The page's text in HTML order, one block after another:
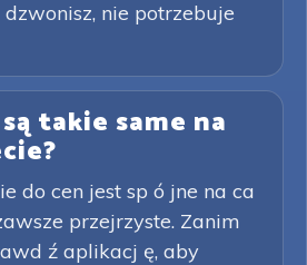
nie potrzebuje
takie same na
do cen jest sp ó jne na ca
przejrzyste. Zanim
ź aplikacj ę, aby